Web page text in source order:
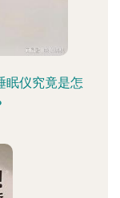
眠仪究竟是怎